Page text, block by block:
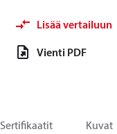
Lisää vertailuun
Vienti PDF
Sertifikaatit Kuvat